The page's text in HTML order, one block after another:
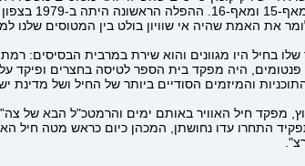
את האמת שהיה אי שוויון בולט בין המטוסים שלנו
והמיזמים הסודיים ביותר של החיל ושל מדינת
מפקד חיל האוויר באותם ימים והרמטכ"ל הבא של
התחרו עדו נחושתן, המכהן כיום כראש מטה חיל